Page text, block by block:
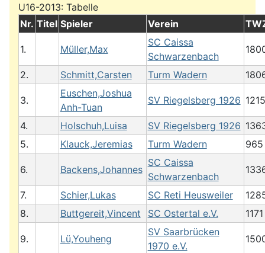
U16-2013: Tabelle
Nr. Titel Spieler Verein
1. Müller,Max
SC Caissa
Schwarzenbach
2. Schmitt,Carsten Turm Wadern
3.
Euschen,Joshua
Anh-Tuan
SV Riegelsberg 1926 1215
4. Holschuh,Luisa SV Riegelsberg 1926
5.
Klauck,Jeremias Turm Wadern 965
6. Backens,Johannes
SC Caissa
Schwarzenbach
7. Schier,Lukas SC Reti Heusweiler
8.
Buttgereit,Vincent SC Ostertal e.V. 1171
9. Lü,Youheng
SV Saarbrücken
1970 e.V.